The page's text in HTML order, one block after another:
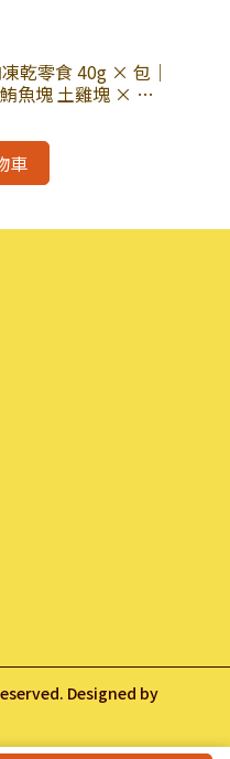
凍乾零食 40g × 包｜
魚塊 土雞塊 × 白
車
Designed by